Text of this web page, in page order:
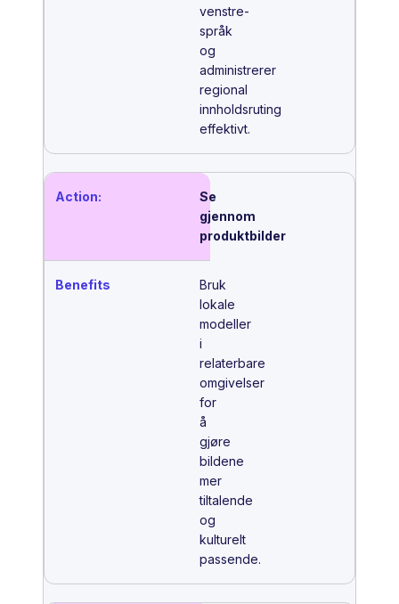
venstre-
språk
og
administrerer
regional
innholdsruting
effektivt.
Se
gjennom
produktbilder
Bruk
lokale
modeller
i
relaterbare
omgivelser
for
å
gjøre
bildene
mer
tiltalende
og
kulturelt
passende.